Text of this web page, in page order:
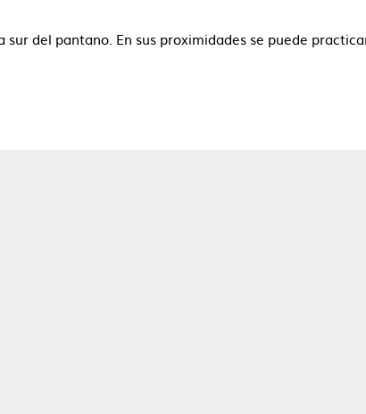
del pantano. En sus proximidades se puede